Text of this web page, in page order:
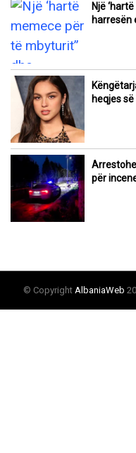
Një
harresën
heqjes
për
© Copyright AlbaniaWeb